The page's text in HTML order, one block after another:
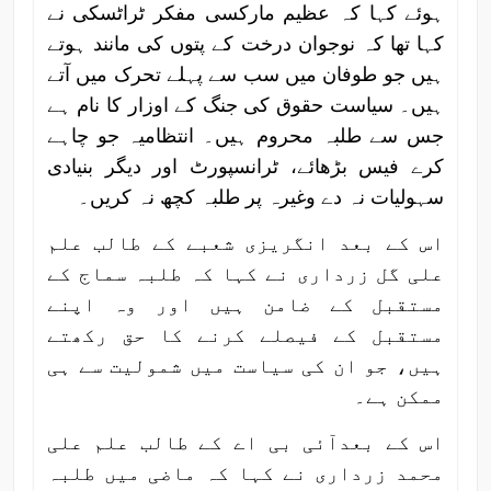
ہوئے کہا کہ عظیم مارکسی مفکر ٹراٹسکی نے
کہا تھا کہ نوجوان درخت کے پتوں کی مانند ہوتے
ہیں جو طوفان میں سب سے پہلے تحرک میں آتے
ہیں۔ سیاست حقوق کی جنگ کے اوزار کا نام ہے
جس سے طلبہ محروم ہیں۔ انتظامیہ جو چاہے
کرے فیس بڑھائے، ٹرانسپورٹ اور دیگر بنیادی
سہولیات نہ دے وغیرہ پر طلبہ کچھ نہ کریں۔
اس کے بعد انگریزی شعبے کے طالب علم
علی گل زرداری نے کہا کہ طلبہ سماج کے
مستقبل کے ضامن ہیں اور وہ اپنے
مستقبل کے فیصلے کرنے کا حق رکھتے
ہیں، جو ان کی سیاست میں شمولیت سے ہی
ممکن ہے۔
اس کے بعدآئی بی اے کے طالب علم علی
محمد زرداری نے کہا کہ ماضی میں طلبہ